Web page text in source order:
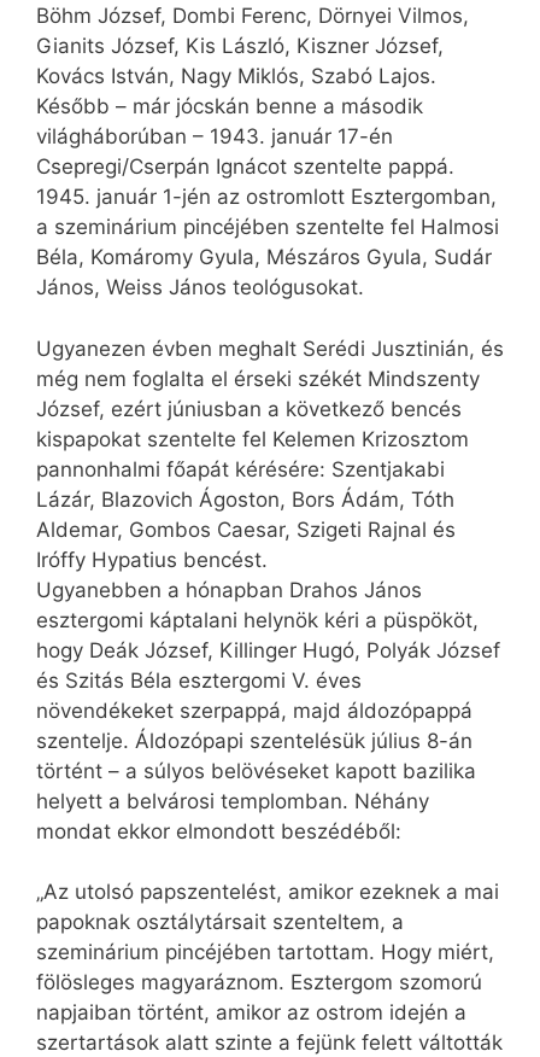
Böhm József, Dombi Ferenc, Dörnyei Vilmos,
Gianits József, Kis László, Kiszner József,
Kovács István, Nagy Miklós, Szabó Lajos.
Később – már jócskán benne a második
világháborúban – 1943. január 17-én
Csepregi/Cserpán Ignácot szentelte pappá.
1945. január 1-jén az ostromlott Esztergomban,
a szeminárium pincéjében szentelte fel Halmosi
Béla, Komáromy Gyula, Mészáros Gyula, Sudár
János, Weiss János teológusokat.
Ugyanezen évben meghalt Serédi Jusztinián, és
még nem foglalta el érseki székét Mindszenty
József, ezért júniusban a következő bencés
kispapokat szentelte fel Kelemen Krizosztom
pannonhalmi főapát kérésére: Szentjakabi
Lázár, Blazovich Ágoston, Bors Ádám, Tóth
Aldemar, Gombos Caesar, Szigeti Rajnal és
Iróffy Hypatius bencést.
Ugyanebben a hónapban Drahos János
esztergomi káptalani helynök kéri a püspököt,
hogy Deák József, Killinger Hugó, Polyák József
és Szitás Béla esztergomi V. éves
növendékeket szerpappá, majd áldozópappá
szentelje. Áldozópapi szentelésük július 8-án
történt – a súlyos belövéseket kapott bazilika
helyett a belvárosi templomban. Néhány
mondat ekkor elmondott beszédéből:
„Az utolsó papszentelést, amikor ezeknek a mai
papoknak osztálytársait szenteltem, a
szeminárium pincéjében tartottam. Hogy miért,
fölösleges magyaráznom. Esztergom szomorú
napjaiban történt, amikor az ostrom idején a
szertartások alatt szinte a fejünk felett váltották